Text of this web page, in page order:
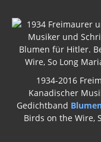
1934-2016
Kanadischer
Gedichtband
Birds on the Wire,